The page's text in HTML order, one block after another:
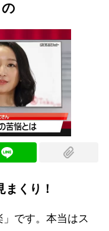
くり！
です。本当はス